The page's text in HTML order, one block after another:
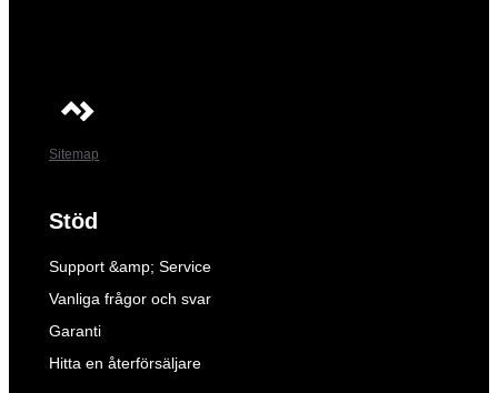
Sitemap
Stöd
Support &amp; Service
Vanliga frågor och svar
Garanti
Hitta en återförsäljare